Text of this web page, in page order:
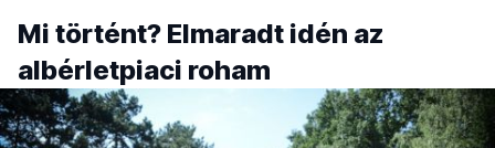
Mi történt? Elmaradt idén az
albérletpiaci roham